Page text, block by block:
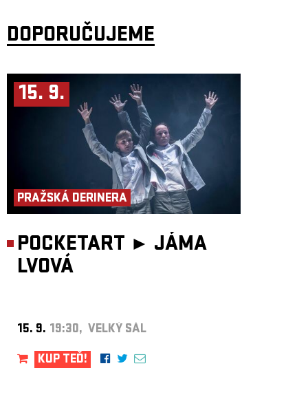
DOPORUČUJEME
15. 9.
PRAŽSKÁ DERINERA
POCKETART ► JÁMA
LVOVÁ
15. 9. 19:30, VELKÝ SÁL
KUP TEĎ!